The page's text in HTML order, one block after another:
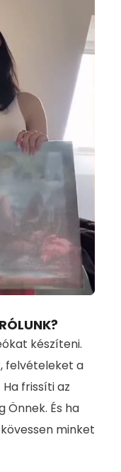
készíteni.
felvételeket a
frissíti az
Önnek. És ha
minket